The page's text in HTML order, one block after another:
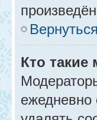
Кто
ежедневно